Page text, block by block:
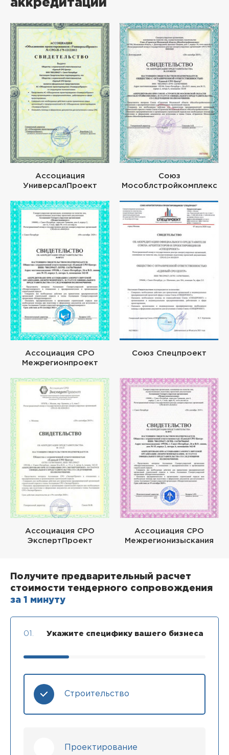
аккредитации
Ассоциация
УниверсалПроект
Союз
Мособлстройкомплекс
Ассоциация СРО
Межрегионпроект
Союз Спецпроект
Ассоциация СРО
ЭкспертПроект
Ассоциация СРО
Межрегионизыскания
Получите предварительный расчет
стоимости тендерного сопровождения
за 1 минуту
01. Укажите специфику вашего бизнеса
Строительство
Проектирование